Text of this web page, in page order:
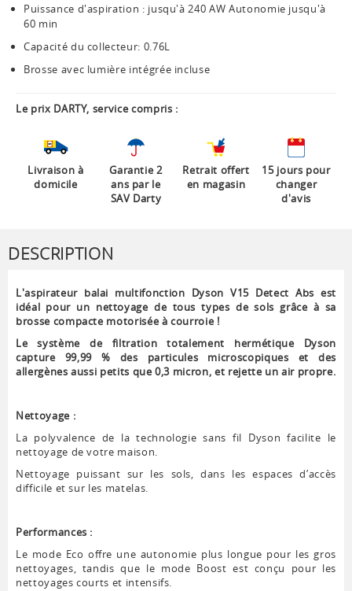
Puissance d'aspiration : jusqu'à 240 AW Autonomie jusqu'à
60 min
Capacité du collecteur: 0.76L
Brosse avec lumière intégrée incluse
Le prix DARTY, service compris :
Livraison à
domicile
Garantie 2
ans par le
SAV Darty
Retrait offert
en magasin
15 jours pour
changer
d'avis
DESCRIPTION
L'aspirateur balai multifonction Dyson V15 Detect Abs est
idéal pour un nettoyage de tous types de sols grâce à sa
brosse compacte motorisée à courroie !
Le système de filtration totalement hermétique Dyson
capture 99,99 % des particules microscopiques et des
allergènes aussi petits que 0,3 micron, et rejette un air propre.
Nettoyage :
La polyvalence de la technologie sans fil Dyson facilite le
nettoyage de votre maison.
Nettoyage puissant sur les sols, dans les espaces d’accès
difficile et sur les matelas.
Performances :
Le mode Eco offre une autonomie plus longue pour les gros
nettoyages, tandis que le mode Boost est conçu pour les
nettoyages courts et intensifs.